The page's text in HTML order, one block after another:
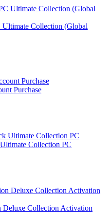
Collection (Global
Purchase
Collection PC
Deluxe Collection Activation